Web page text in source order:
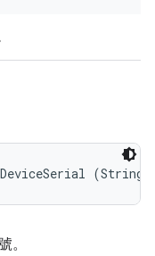
(String
。